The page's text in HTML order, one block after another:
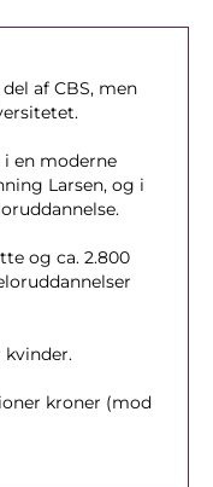
af CBS, men
en moderne
Larsen, og i
og ca. 2.800
kvinder.
kroner (mod